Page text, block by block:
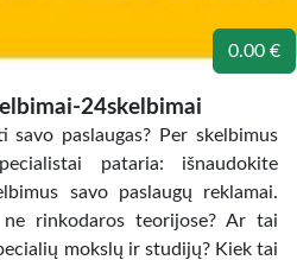
0.00 €
24skelbimai
savo paslaugas? Per skelbimus
pataria: išnaudokite
savo paslaugų reklamai.
rinkodaros teorijose? Ar tai
mokslų ir studijų? Kiek tai